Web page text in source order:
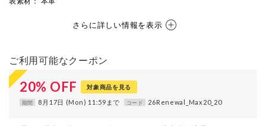
さらに詳しい情報を表示
ご利用可能なクーポン
20% OFF 対象商品を見る
期間 8月17日 (Mon) 11:59まで コード 26Renewal_Max20_20